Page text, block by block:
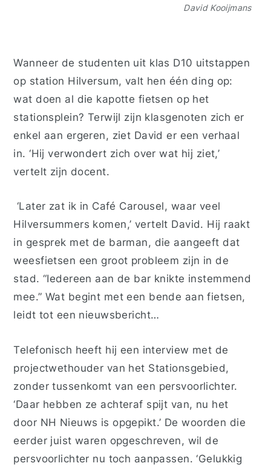
David Kooijmans
Wanneer de studenten uit klas D10 uitstappen
op station Hilversum, valt hen één ding op:
wat doen al die kapotte fietsen op het
stationsplein? Terwijl zijn klasgenoten zich er
enkel aan ergeren, ziet David er een verhaal
in. ‘Hij verwondert zich over wat hij ziet,’
vertelt zijn docent.
‘Later zat ik in Café Carousel, waar veel
Hilversummers komen,’ vertelt David. Hij raakt
in gesprek met de barman, die aangeeft dat
weesfietsen een groot probleem zijn in de
stad. “Iedereen aan de bar knikte instemmend
mee.” Wat begint met een bende aan fietsen,
leidt tot een nieuwsbericht…
Telefonisch heeft hij een interview met de
projectwethouder van het Stationsgebied,
zondertussenkomt van een persvoorlichter.
‘Daar hebben ze achteraf spijt van, nu het
door NH Nieuws is opgepikt.’ De woorden die
eerder juist waren opgeschreven, wil de
persvoorlichter nu toch aanpassen. ‘Gelukkig